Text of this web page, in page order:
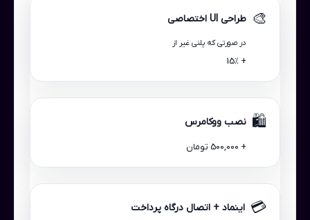
🎨 طراحی UI اختصاصی
در صورتی که پلنی غیر از
+ 15٪
🛍️ نصب ووکامرس
+ 500,000 تومان
💳 اینماد + اتصال درگاه پرداخت